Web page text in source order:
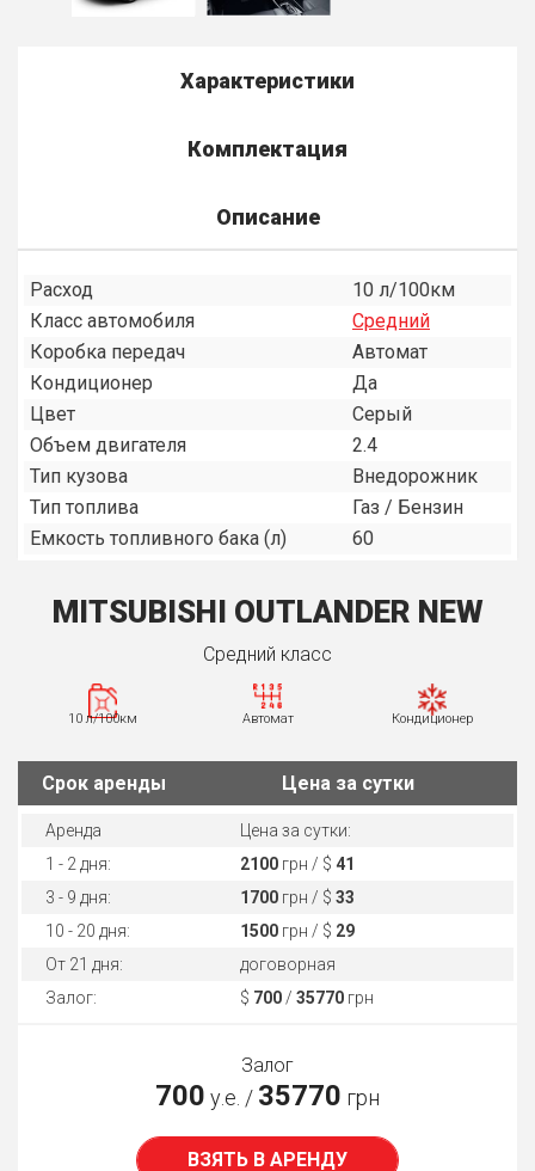
Характеристики
Комплектация
Описание
Расход
10 л/100км
Класс автомобиля
Средний
Коробка передач
Автомат
Кондиционер
Да
Цвет
Серый
Объем двигателя
2.4
Тип кузова
Внедорожник
Тип топлива
Газ / Бензин
Емкость топливного бака (л)
60
MITSUBISHI OUTLANDER NEW
Средний класс
10 л/100км Автомат Кондиционер
Cрок аренды Цена за сутки
Аренда
Цена за сутки:
1 - 2 дня:
2100 грн / $ 41
3 - 9 дня:
1700 грн / $ 33
10 - 20 дня:
1500 грн / $ 29
От 21 дня:
договорная
Залог:
$ 700 / 35770 грн
Залог
700 у.е. / 35770 грн
ВЗЯТЬ В АРЕНДУ